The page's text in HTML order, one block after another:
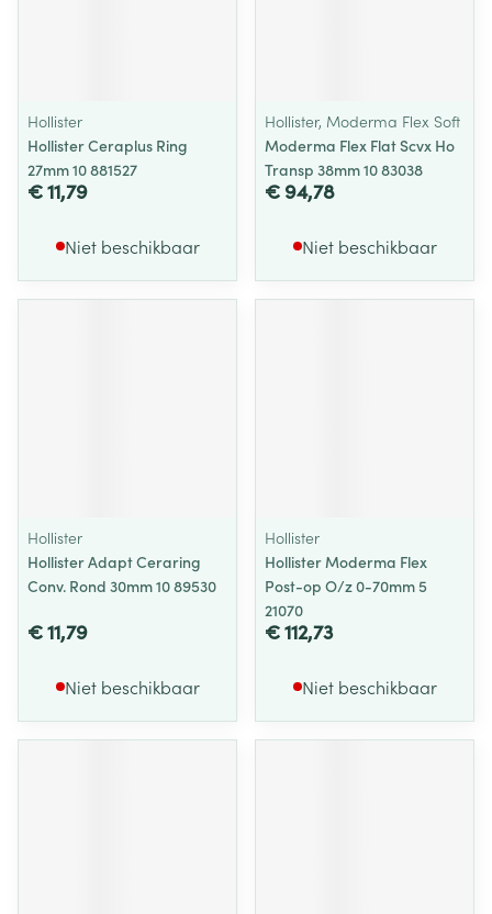
Hollister
Hollister Ceraplus Ring
27mm 10 881527
€ 11,79
Niet beschikbaar
Hollister, Moderma Flex Soft
Moderma Flex Flat Scvx Ho
Transp 38mm 10 83038
€ 94,78
Niet beschikbaar
Hollister
Hollister Adapt Ceraring
Conv. Rond 30mm 10 89530
€ 11,79
Niet beschikbaar
Hollister
Hollister Moderma Flex
Post-op O/z 0-70mm 5
21070
€ 112,73
Niet beschikbaar